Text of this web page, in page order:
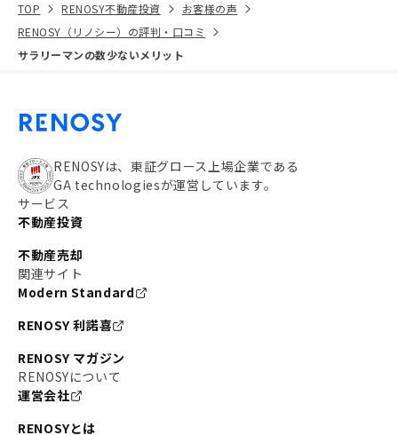
TOP RENOSY不動産投資
お客様の声
RENOSY（リノシー）の評判・口コミ
サラリーマンの数少ないメリット
RENOSYは、東証グロース上場企業である
GA technologiesが運営しています。
サービス
不動産投資
不動産売却
関連サイト
Modern Standard
RENOSY 利諾喜
RENOSY マガジン
RENOSYについて
運営会社
RENOSYとは